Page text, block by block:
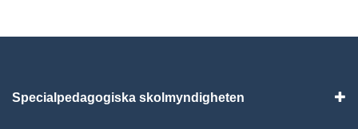
Specialpedagogiska skolmyndigheten